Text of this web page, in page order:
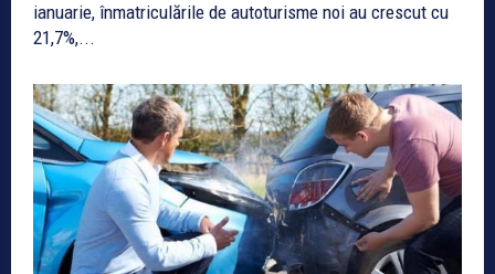
ianuarie, înmatriculările de autoturisme noi au crescut cu
21,7%,...